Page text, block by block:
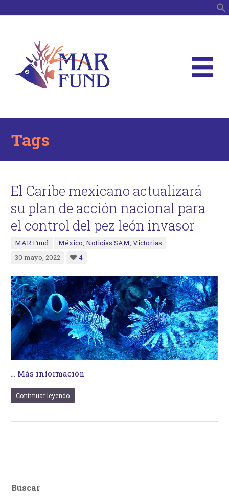
Tags
El Caribe mexicano actualizará
su plan de acción nacional para
el control del pez león invasor
MAR Fund México,Noticias SAM,Victorias
30 mayo, 2022
4
… Más información
Continuar leyendo
Buscar